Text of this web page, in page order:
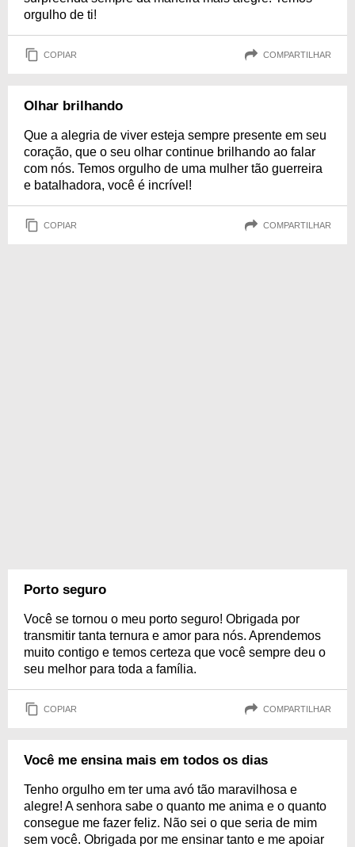
orgulho de ti!
COPIAR COMPARTILHAR
Olhar brilhando
Que a alegria de viver esteja sempre presente em seu
coração, que o seu olhar continue brilhando ao falar
com nós. Temos orgulho de uma mulher tão guerreira
e batalhadora, você é incrível!
COPIAR COMPARTILHAR
Porto seguro
Você se tornou o meu porto seguro! Obrigada por
transmitir tanta ternura e amor para nós. Aprendemos
muito contigo e temos certeza que você sempre deu o
seu melhor para toda a família.
COPIAR COMPARTILHAR
Você me ensina mais em todos os dias
Tenho orgulho em ter uma avó tão maravilhosa e
alegre! A senhora sabe o quanto me anima e o quanto
consegue me fazer feliz. Não sei o que seria de mim
sem você. Obrigada por me ensinar tanto e me apoiar